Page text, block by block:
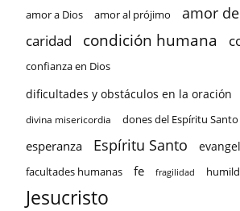
amor a Dios amor al prójimo amor
caridad condición humana
confianza en Dios
dificultades y obstáculos en la oración
divina misericordia dones del Espíritu Santo
esperanza Espíritu Santo
facultades humanas fe fragilidad
Jesucristo